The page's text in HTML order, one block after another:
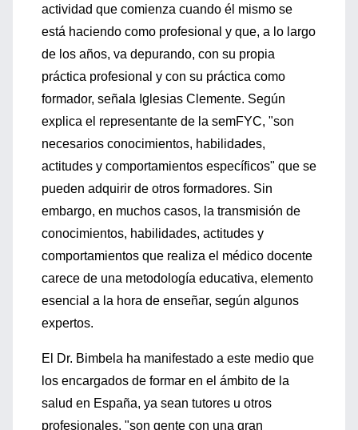
actividad que comienza cuando él mismo se
está haciendo como profesional y que, a lo largo
de los años, va depurando, con su propia
práctica profesional y con su práctica como
formador, señala Iglesias Clemente. Según
explica el representante de la semFYC, "son
necesarios conocimientos, habilidades,
actitudes y comportamientos específicos" que se
pueden adquirir de otros formadores. Sin
embargo, en muchos casos, la transmisión de
conocimientos, habilidades, actitudes y
comportamientos que realiza el médico docente
carece de una metodología educativa, elemento
esencial a la hora de enseñar, según algunos
expertos.
El Dr. Bimbela ha manifestado a este medio que
los encargados de formar en el ámbito de la
salud en España, ya sean tutores u otros
profesionales, "son gente con una gran